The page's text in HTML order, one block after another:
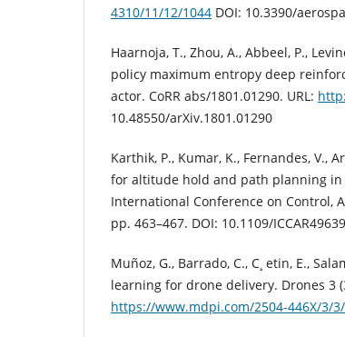
4310/11/12/1044 DOI: 10.3390/
Haarnoja, T., Zhou, A., Abbeel, P.,
policy maximum entropy deep
actor. CoRR abs/1801.01290. URL:
10.48550/arXiv.1801.01290
Karthik, P., Kumar, K., Fernandes, V.,
for altitude hold and path planning in
International Conference on Control,
pp. 463–467. DOI: 10.1109/
Muñoz, G., Barrado, C., C¸ etin, E.,
learning for drone delivery. Drones 3
https://www.mdpi.com/2504-446X/3/